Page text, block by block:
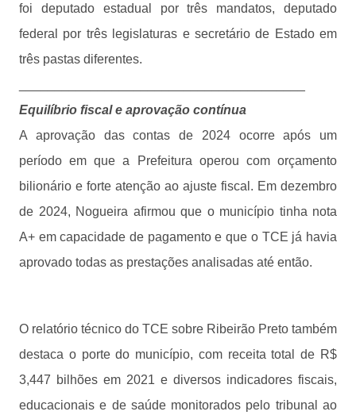
foi deputado estadual por três mandatos, deputado
federal por três legislaturas e secretário de Estado em
três pastas diferentes.
Equilíbrio fiscal e aprovação contínua
A aprovação das contas de 2024 ocorre após um
período em que a Prefeitura operou com orçamento
bilionário e forte atenção ao ajuste fiscal. Em dezembro
de 2024, Nogueira afirmou que o município tinha nota
A+ em capacidade de pagamento e que o TCE já havia
aprovado todas as prestações analisadas até então.
O relatório técnico do TCE sobre Ribeirão Preto também
destaca o porte do município, com receita total de R$
3,447 bilhões em 2021 e diversos indicadores fiscais,
educacionais e de saúde monitorados pelo tribunal ao